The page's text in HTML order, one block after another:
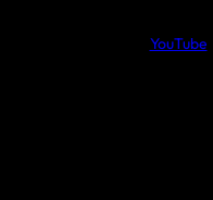
YouTube